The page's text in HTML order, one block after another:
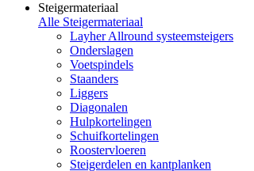
Steigermateriaal
Alle Steigermateriaal
Layher Allround systeemsteigers
Onderslagen
Voetspindels
Staanders
Liggers
Diagonalen
Hulpkortelingen
Schuifkortelingen
Roostervloeren
Steigerdelen en kantplanken